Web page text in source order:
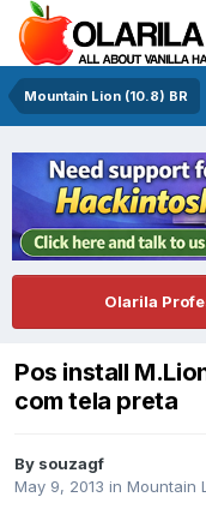
Mountain Lion (10.8) BR
Olarila
Pos install
com tela preta
By souzagf
May 9, 2013 in Mountain